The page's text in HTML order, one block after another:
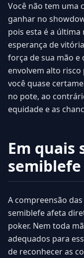
Você não tem uma
ganhar no
pois esta é a última
esperança de
força de sua mão e
envolvem alto
você quase
no pote, ao
equidade e as
Em quais
A compreensão
semiblefe afeta
poker. Nem toda
adequados para
de reconhecer as